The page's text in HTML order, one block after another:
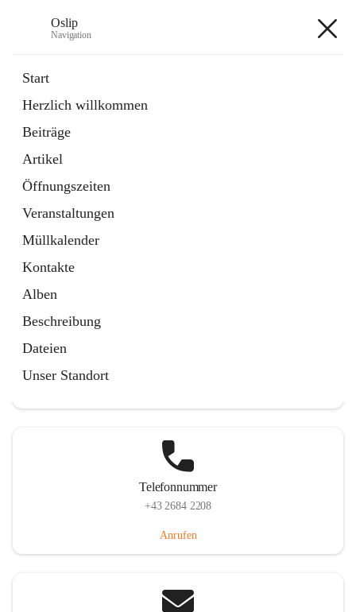
Oslip
Navigation
Start
Herzlich willkommen
Beiträge
Artikel
Öffnungszeiten
Veranstaltungen
Müllkalender
Kontakte
Alben
Beschreibung
Dateien
Unser Standort
Externe Webseite
in
Tab
Bundeskanzleramt Österreich
Externe Webseite
öffnet
in
neuem
Tab
Telefonnummer
+43 2684 2208
Anrufen